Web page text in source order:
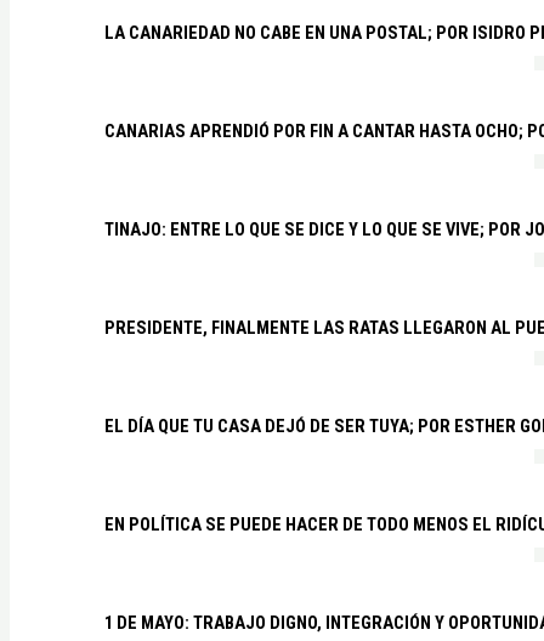
LA CANARIEDAD NO CABE EN UNA POSTAL; POR ISIDRO
CANARIAS APRENDIÓ POR FIN A CANTAR HASTA OCHO;
TINAJO: ENTRE LO QUE SE DICE Y LO QUE SE VIVE; POR
PRESIDENTE, FINALMENTE LAS RATAS LLEGARON AL
EL DÍA QUE TU CASA DEJÓ DE SER TUYA; POR ESTHER
EN POLÍTICA SE PUEDE HACER DE TODO MENOS EL
1 DE MAYO: TRABAJO DIGNO, INTEGRACIÓN Y